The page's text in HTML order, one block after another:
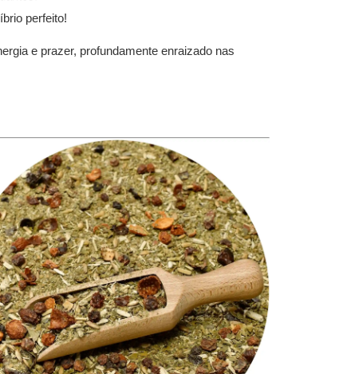
perfeito!
e prazer, profundamente enraizado nas